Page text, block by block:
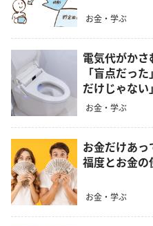
お金・学ぶ
電気代がか
「盲点だっ
だけじゃない」
お金・学ぶ
お金だけあ
福度とお金
お金・学ぶ